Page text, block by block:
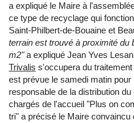
a expliqué le Maire à
ce type de recyclage qui
Saint-Philbert-de-Bouaine et
terrain est trouvé à proximité du
m2"a expliqué Jean Yves
Trivalis s'occupera du
est prévue le samedi matin
responsable de la distribution
chargés de l'accueil "Plus on
tri" a précisé le Maire convaincu